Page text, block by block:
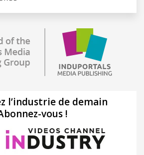
l’industrie de demain
vous !